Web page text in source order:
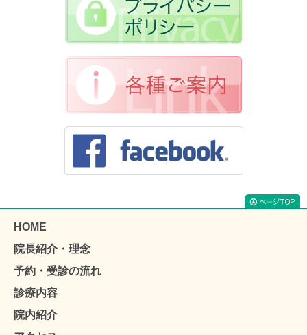
HOME
院長紹介・理念
予約・受診の流れ
診療内容
院内紹介